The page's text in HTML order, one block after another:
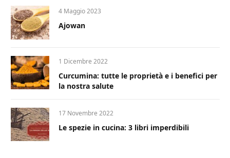
4 Maggio 2023
Ajowan
1 Dicembre 2022
Curcumina: tutte le proprietà e i benefici per
la nostra salute
17 Novembre 2022
Le spezie in cucina: 3 libri imperdibili